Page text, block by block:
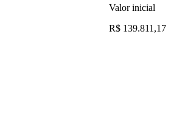
Valor inicial
R$ 139.811,17